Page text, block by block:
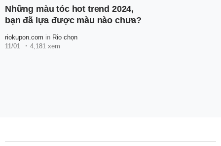
Những màu tóc hot trend 2024,
bạn đã lựa được màu nào chưa?
riokupon.com in Rio chọn
11/01
4,181 xem